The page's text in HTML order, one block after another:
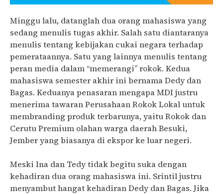
Minggu lalu, datanglah dua orang mahasiswa yang
sedang menulis tugas akhir. Salah satu diantaranya
menulis tentang kebijakan cukai negara terhadap
pemerataannya. Satu yang lainnya menulis tentang
peran media dalam “memerangi” rokok. Kedua
mahasiswa semester akhir ini bernama Dedy dan
Bagas. Keduanya penasaran mengapa MDI justru
menerima tawaran Perusahaan Rokok Lokal untuk
membranding produk terbarunya, yaitu Rokok dan
Cerutu Premium olahan warga daerah Besuki,
Jember yang biasanya di ekspor ke luar negeri.
Meski Ina dan Tedy tidak begitu suka dengan
kehadiran dua orang mahasiswa ini. Srintil justru
menyambut hangat kehadiran Dedy dan Bagas. Jika